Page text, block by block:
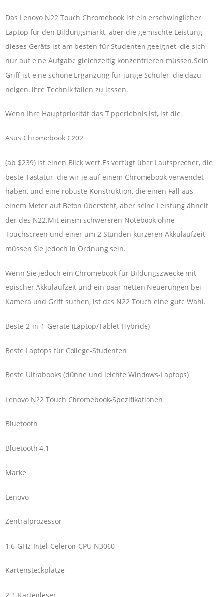
Das Lenovo N22 Touch Chromebook ist ein erschwinglicher
Laptop für den Bildungsmarkt, aber die gemischte Leistung
dieses Geräts ist am besten für Studenten geeignet, die sich
nur auf eine Aufgabe gleichzeitig konzentrieren müssen.Sein
Griff ist eine schöne Ergänzung für junge Schüler, die dazu
neigen, ihre Technik fallen zu lassen.
Wenn Ihre Hauptpriorität das Tipperlebnis ist, ist die
Asus Chromebook C202
(ab $239) ist einen Blick wert.Es verfügt über Lautsprecher, die
beste Tastatur, die wir je auf einem Chromebook verwendet
haben, und eine robuste Konstruktion, die einen Fall aus
einem Meter auf Beton übersteht, aber seine Leistung ähnelt
der des N22.Mit einem schwereren Notebook ohne
Touchscreen und einer um 2 Stunden kürzeren Akkulaufzeit
müssen Sie jedoch in Ordnung sein.
Wenn Sie jedoch ein Chromebook für Bildungszwecke mit
epischer Akkulaufzeit und ein paar netten Neuerungen bei
Kamera und Griff suchen, ist das N22 Touch eine gute Wahl.
Beste 2-in-1-Geräte (Laptop/Tablet-Hybride)
Beste Laptops für College-Studenten
Beste Ultrabooks (dünne und leichte Windows-Laptops)
Lenovo N22 Touch Chromebook-Spezifikationen
Bluetooth
Bluetooth 4.1
Marke
Lenovo
Zentralprozessor
1,6-GHz-Intel-Celeron-CPU N3060
Kartensteckplätze
2-1 Kartenleser